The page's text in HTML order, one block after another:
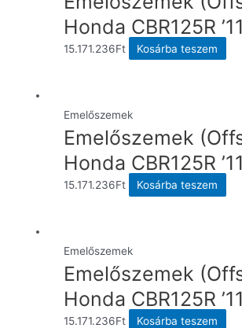
Honda CBR125R
15.171.236Ft Kosárba teszem
Emelőszemek
Emelőszemek
Honda CBR125R
15.171.236Ft Kosárba teszem
Emelőszemek
Emelőszemek
Honda CBR125R
15.171.236Ft Kosárba teszem